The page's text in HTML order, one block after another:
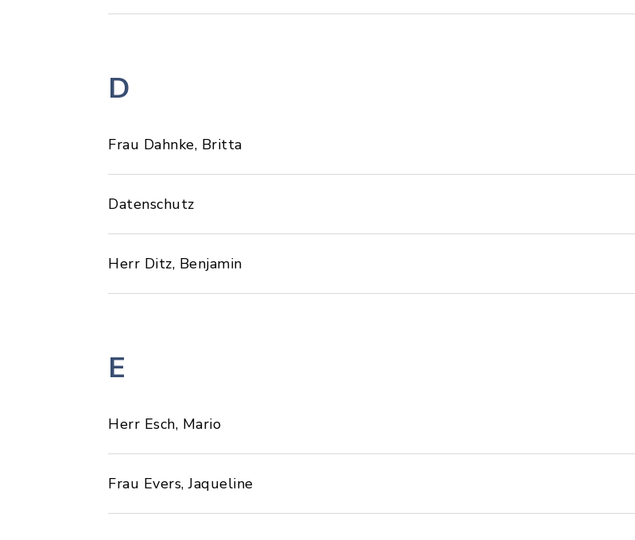
D
Frau Dahnke, Britta
Datenschutz
Herr Ditz, Benjamin
E
Herr Esch, Mario
Frau Evers, Jaqueline